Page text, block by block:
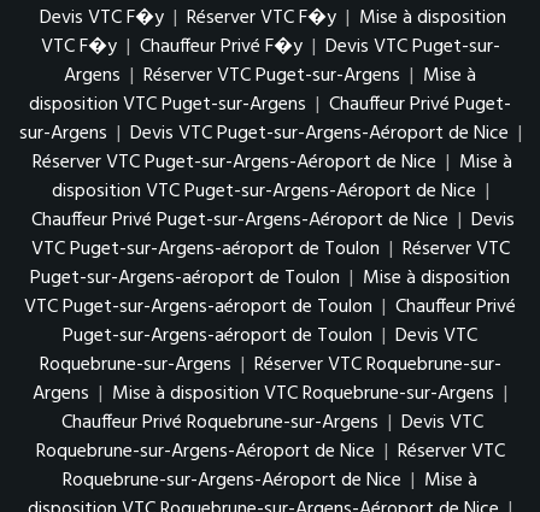
Devis VTC F�y | Réserver VTC F�y | Mise à disposition
VTC F�y | Chauffeur Privé F�y | Devis VTC Puget-sur-
Argens | Réserver VTC Puget-sur-Argens | Mise à
disposition VTC Puget-sur-Argens | Chauffeur Privé Puget-
sur-Argens | Devis VTC Puget-sur-Argens-Aéroport de Nice |
Réserver VTC Puget-sur-Argens-Aéroport de Nice | Mise à
disposition VTC Puget-sur-Argens-Aéroport de Nice |
Chauffeur Privé Puget-sur-Argens-Aéroport de Nice | Devis
VTC Puget-sur-Argens-aéroport de Toulon | Réserver VTC
Puget-sur-Argens-aéroport de Toulon | Mise à disposition
VTC Puget-sur-Argens-aéroport de Toulon | Chauffeur Privé
Puget-sur-Argens-aéroport de Toulon | Devis VTC
Roquebrune-sur-Argens | Réserver VTC Roquebrune-sur-
Argens | Mise à disposition VTC Roquebrune-sur-Argens |
Chauffeur Privé Roquebrune-sur-Argens | Devis VTC
Roquebrune-sur-Argens-Aéroport de Nice | Réserver VTC
Roquebrune-sur-Argens-Aéroport de Nice | Mise à